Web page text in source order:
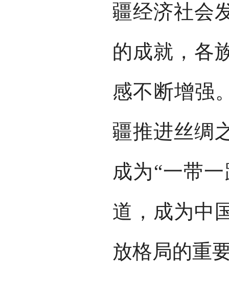
疆经济社会
的成就，各
感不断增强
疆推进丝绸
成为“一带
道，成为中
放格局的重